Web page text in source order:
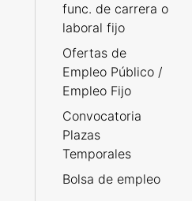
func. de carrera o
laboral fijo
Ofertas de
Empleo Público /
Empleo Fijo
Convocatoria
Plazas
Temporales
Bolsa de empleo